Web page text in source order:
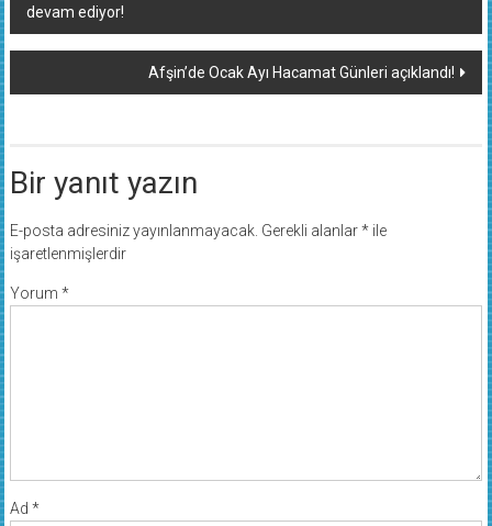
dolaşımı
devam ediyor!
Afşin’de Ocak Ayı Hacamat Günleri açıklandı!
Bir yanıt yazın
E-posta adresiniz yayınlanmayacak. Gerekli alanlar*ile
işaretlenmişlerdir
Yorum *
Ad *